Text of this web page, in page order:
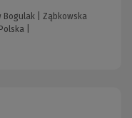
Bogulak | Ząbkowska
|